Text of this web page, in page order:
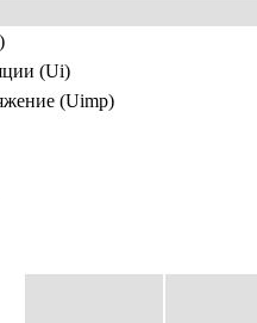
(Ui)
(Uimp)